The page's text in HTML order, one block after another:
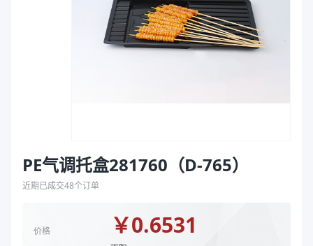
袋
拉伸膜
黄色
PE气调托盒281760（D-765）
近期已成交48个订单
价格
￥0.6531